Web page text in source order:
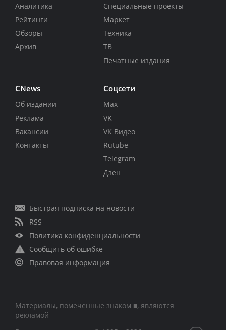
Аналитика
Рейтинги
Обзоры
Архив
Специальные проекты
Маркет
Техника
ТВ
Печатные издания
CNews
Об издании
Реклама
Вакансии
Контакты
Соцсети
Max
VK
VK Видео
Rutube
Telegram
Дзен
Быстрая подписка на новости
RSS
Политика конфиденциальности
Сообщить об ошибке
Правовая информация
Материалы, помеченные знаком ■, являются
рекламой